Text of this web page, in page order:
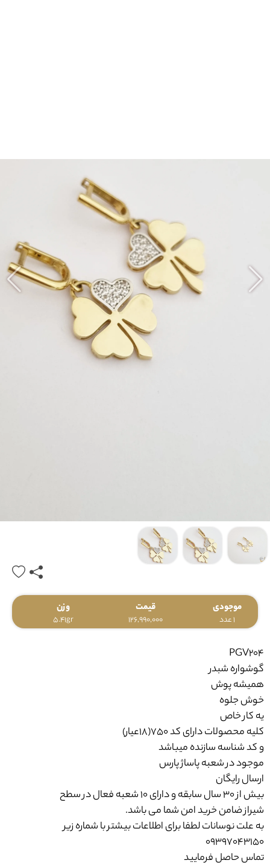
موجودی
1 عدد
قیمت
126,990,000
وزن
5.41gr
PGV204
گوشواره شبدر
همیشه پوش
خوش جلوه
یه کار خاص
کلیه محصولات دارای کد 750(18عیار)
و کد شناسه سازنده میباشد
موجود در شعبه پاساژ پارس
ارسال رایگان
بیش از 30 سال سابقه و دارای 10 شعبه فعال در سطح
شیراز ضامن خرید امن شما می باشد.
به علت نوسانات لطفا برای اطلاعات بیشتر با شماره زیر
09397043150
تماس حاصل فرمایید